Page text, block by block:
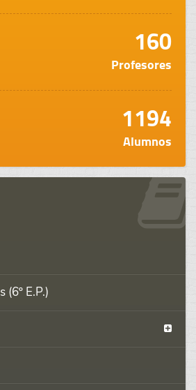
160
Profesores
1194
Alumnos
(6º E.P.)